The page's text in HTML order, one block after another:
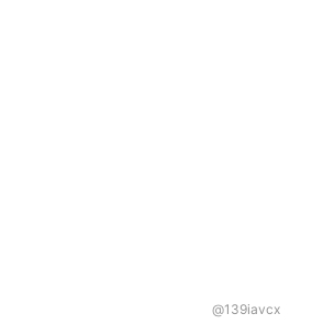
@139iavcx